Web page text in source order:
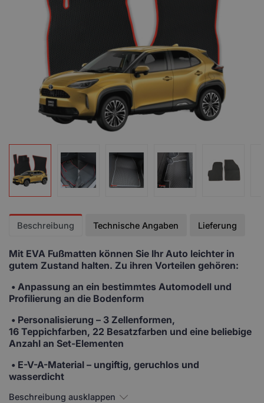
Beschreibung Technische Angaben Lieferung
Mit EVA Fußmatten können Sie Ihr Auto leichter in
gutem Zustand halten. Zu ihren Vorteilen gehören:
• Anpassung an ein bestimmtes Automodell und
Profilierung an die Bodenform
• Personalisierung – 3 Zellenformen,
16 Teppichfarben, 22 Besatzfarben und eine beliebige
Anzahl an Set-Elementen
• E-V-A-Material – ungiftig, geruchlos und
wasserdicht
Beschreibung ausklappen